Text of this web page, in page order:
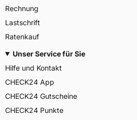
Rechnung
Lastschrift
Ratenkauf
Unser Service für Sie
Hilfe und Kontakt
CHECK24 App
CHECK24 Gutscheine
CHECK24 Punkte